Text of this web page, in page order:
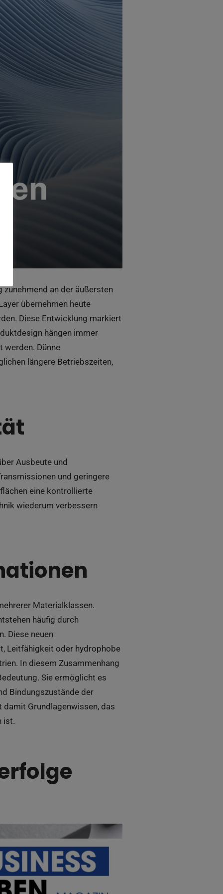
an der äußersten
übernehmen heute
Diese Entwicklung markiert
hängen immer
werden. Dünne
längere Betriebszeiten,
Ausbeute und
und geringere
eine kontrollierte
wiederum verbessern
Materialklassen.
häufig durch
Diese neuen
Leitfähigkeit oder hydrophobe
In diesem Zusammenhang
Sie ermöglicht es
Bindungszustände der
Grundlagenwissen, das
ist.